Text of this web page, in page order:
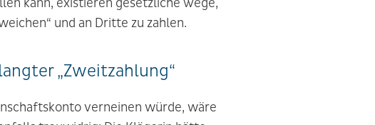
und an Dritte zu zahlen.
„Zweitzahlung“
verneinen würde, wäre